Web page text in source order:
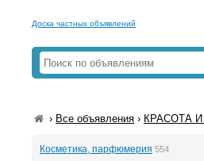
Доска частных объявлений
› Все объявления › КРАСОТА
Косметика, парфюмерия 554